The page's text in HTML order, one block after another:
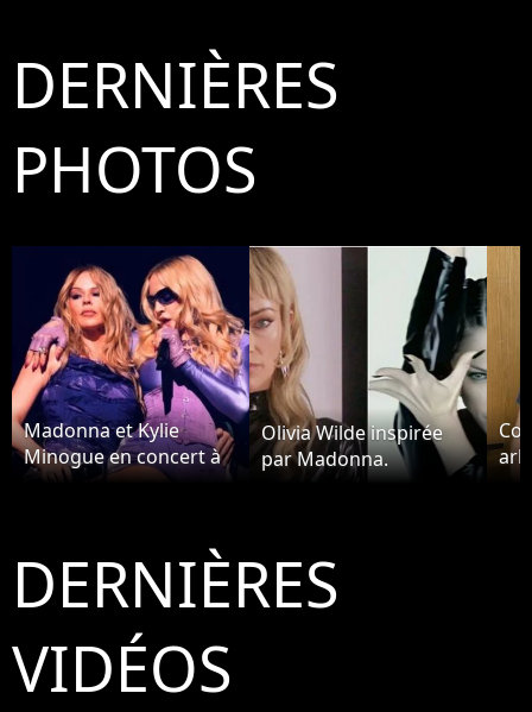
DERNIÈRES
PHOTOS
Madonna et Kylie
Minogue en concert à
Amsterdam
Olivia Wilde inspirée
par Madonna.
DERNIÈRES
VIDÉOS